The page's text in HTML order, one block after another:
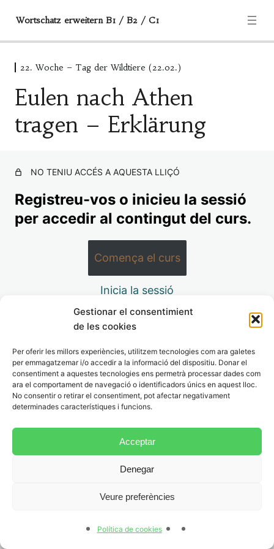
Gestionar el consentimient
de les cookies
Per oferir les millors experiències, utilitzem tecnologies com ara galetes
per emmagatzemar i/o accedir a la informació del dispositiu. Donar el
consentiment a aquestes tecnologies ens permetrà processar dades com
ara el comportament de navegació o identificadors únics en aquest lloc.
No consentir o retirar el consentiment, pot afectar negativament
determinades característiques i funcions.
Acceptar
Denegar
Veure preferències
Política de cookies
Wortschatz erweitern B1 / B2 / C1
Informationen und Hilfe
2 lliçons
1. Woche – Anfang
3 lliçons
Nachbarn (28.09.)
6 lliçons
4. Woche – der Tag der
Deutschen Einheit (03.10.)
5. Woche – der Tag des
Schauspiels (11.10.)
6. Woche – der Tag der
Bibliotheken (24.10.)
6 lliçons
7. Woche – Österreichischer
8. Woche – Allerheiligen /
Halloween (31.10.-01.11.)
Stadtplanung (08.11.)
22. Woche – Tag der Wildtiere (22.02.)
Eulen nach Athen
tragen – Erklärung
NO TENIU ACCÉS A AQUESTA LLIÇÓ
Registreu-vos o inicieu la sessió
per accedir al contingut del curs.
Comença el curs
Inicia la sessió
Anterior Següent